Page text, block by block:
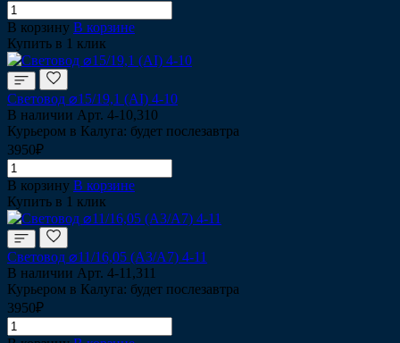
В корзину В корзине
Купить в 1 клик
Световод ⌀15/19,1 (AI) 4-10
В наличии Арт. 4-10,310
Курьером в Калуга: будет послезавтра
3950₽
В корзину В корзине
Купить в 1 клик
Световод ⌀11/16,05 (A3/A7) 4-11
В наличии Арт. 4-11,311
Курьером в Калуга: будет послезавтра
3950₽